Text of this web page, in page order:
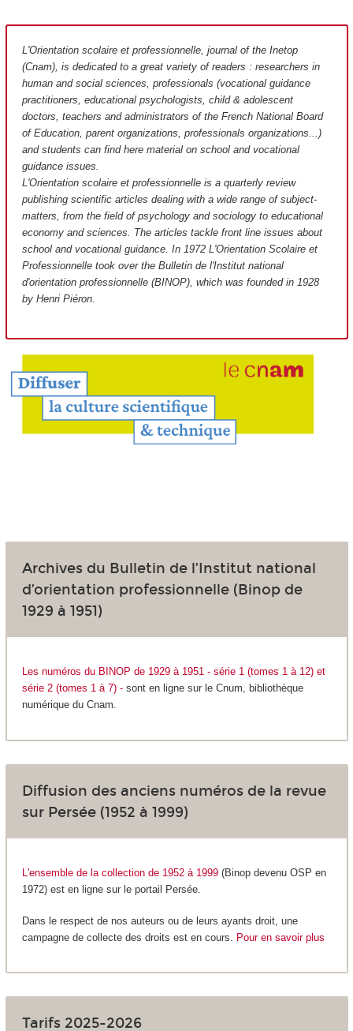
L'Orientation scolaire et professionnelle, journal of the Inetop
(Cnam), is dedicated to a great variety of readers : researchers in
human and social sciences, professionals (vocational guidance
practitioners, educational psychologists, child & adolescent
doctors, teachers and administrators of the French National Board
of Education, parent organizations, professionals organizations...)
and students can find here material on school and vocational
guidance issues.
L'Orientation scolaire et professionnelle is a quarterly review
publishing scientific articles dealing with a wide range of subject-
matters, from the field of psychology and sociology to educational
economy and sciences. The articles tackle front line issues about
school and vocational guidance. In 1972 L'Orientation Scolaire et
Professionnelle took over the Bulletin de l'Institut national
d'orientation professionnelle (BINOP), which was founded in 1928
by Henri Piéron.
Archives du Bulletin de l’Institut national
d’orientation professionnelle (Binop de
1929 à 1951)
Les numéros du BINOP de 1929 à 1951 - série 1 (tomes 1 à 12) et
série 2 (tomes 1 à 7) -sont en ligne sur le Cnum, bibliothèque
numérique du Cnam.
Diffusion des anciens numéros de la revue
sur Persée (1952 à 1999)
L'ensemble de la collection de 1952 à 1999(Binop devenu OSP en
1972) est en ligne sur le portail Persée.
Dans le respect de nos auteurs ou de leurs ayants droit, une
campagne de collecte des droits est en cours. Pour en savoir plus
Tarifs 2025-2026